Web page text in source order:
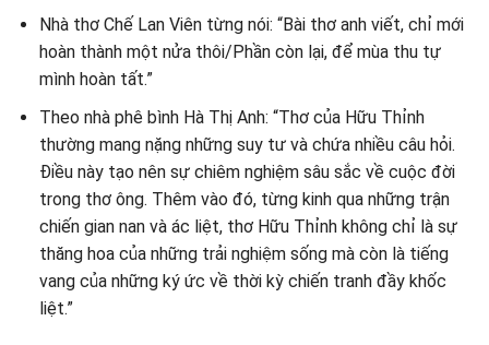
Nhà thơ Chế Lan Viên từng nói: “Bài thơ anh viết, chỉ mới
hoàn thành một nửa thôi/Phần còn lại, để mùa thu tự
mình hoàn tất.”
Theo nhà phê bình Hà Thị Anh: “Thơ của Hữu Thỉnh
thường mang nặng những suy tư và chứa nhiều câu hỏi.
Điều này tạo nên sự chiêm nghiệm sâu sắc về cuộc đời
trong thơ ông. Thêm vào đó, từng kinh qua những trận
chiến gian nan và ác liệt, thơ Hữu Thỉnh không chỉ là sự
thăng hoa của những trải nghiệm sống mà còn là tiếng
vang của những ký ức về thời kỳ chiến tranh đầy khốc
liệt.”